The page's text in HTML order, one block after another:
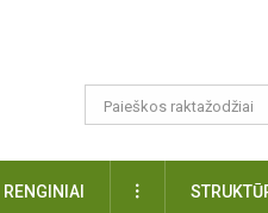
RENGINIAI DAUGIAU